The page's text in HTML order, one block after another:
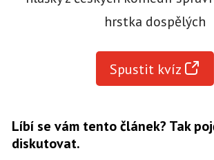
hrstka dospělých
Spustit kvíz
Líbí se vám tento článek? Tak
diskutovat.